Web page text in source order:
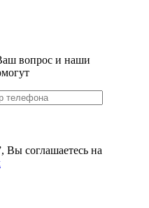
вопрос и наши
Вы соглашаетесь на